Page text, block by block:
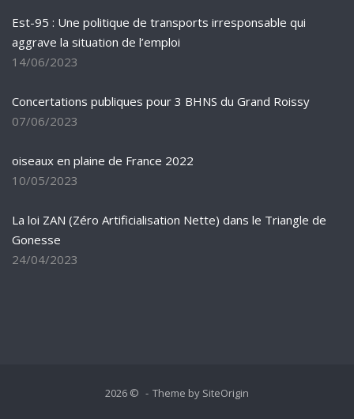
Est-95 : Une politique de transports irresponsable qui
aggrave la situation de l’emploi
14/06/2023
Concertations publiques pour 3 BHNS du Grand Roissy
07/06/2023
oiseaux en plaine de France 2022
10/05/2023
La loi ZAN (Zéro Artificialisation Nette) dans le Triangle de
Gonesse
24/04/2023
2026 © Theme by SiteOrigin